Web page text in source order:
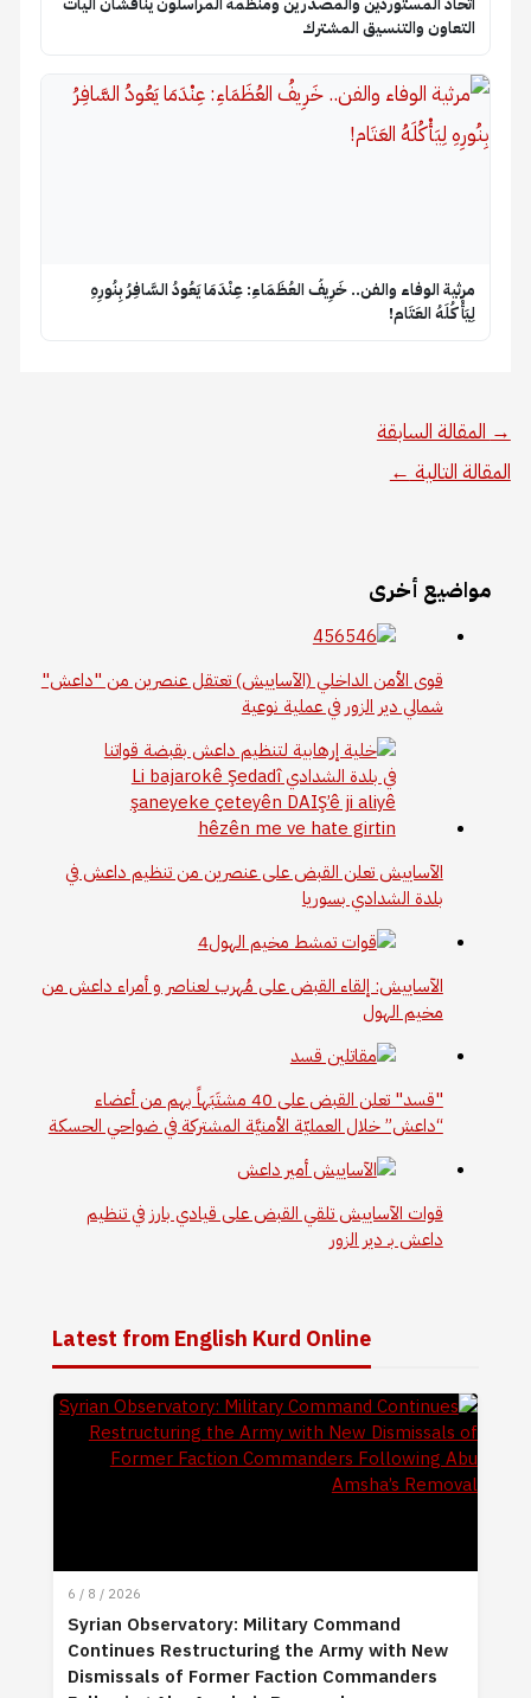
التعاون والتنسيق المشترك
​مرثية الوفاء والفن.. خَرِيفُ العُظَمَاءِ: عِنْدَمَا يَعُودُ السَّافِرُ بِنُورِهِ
لِيَأْكُلَهُ العَتَام!
→ المقالة السابقة
المقالة التالية ←
مواضيع أخرى
قوى الأمن الداخلي (الآساييش) تعتقل عنصرين من "داعش"
شمالي دير الزور في عملية نوعية
الآساييش تعلن القبض على عنصرين من تنظيم داعش في
بلدة الشدادي بسوريا
الآساييش: إلقاء القبض على مُهرب لعناصر و أمراء داعش من
مخيم الهول
"قسد" تعلن القبض على 40 مشتَبَهاً بهم من أعضاء
“داعش” خلال العمليّة الأمنيَّة المشتركة في ضواحي الحسكة
قوات الآساييش تلقي القبض على قيادي بارز في تنظيم
داعش بـ دير الزور
Latest from English Kurd Online
6 / 8 / 2026
Syrian Observatory: Military Command
Continues Restructuring the Army with New
Dismissals of Former Faction Commanders